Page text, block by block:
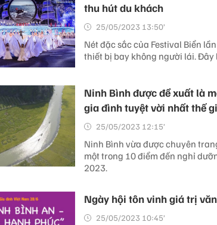
thu hút du khách
25/05/2023 13:50’
Nét đặc sắc của Festival Biển
thiết bị bay không người lái. Đây
Ninh Bình được đề xuất là
gia đình tuyệt vời nhất thế
25/05/2023 12:15’
Ninh Bình vừa được chuyên
một trong 10 điểm đến nghỉ
2023.
Ngày hội tôn vinh giá trị
25/05/2023 10:45’